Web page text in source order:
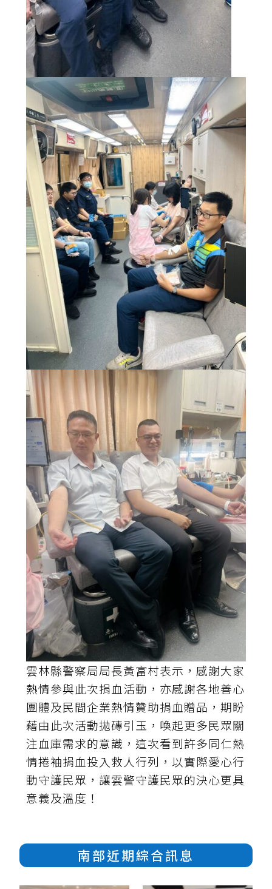
雲林縣警察局局長黃富村表示，感謝大家
熱情參與此次捐血活動，亦感謝各地善心
團體及民間企業熱情贊助捐血贈品，期盼
藉由此次活動拋磚引玉，喚起更多民眾關
注血庫需求的意識，這次看到許多同仁熱
情捲袖捐血投入救人行列，以實際愛心行
動守護民眾，讓雲警守護民眾的決心更具
意義及溫度！
南部近期綜合訊息